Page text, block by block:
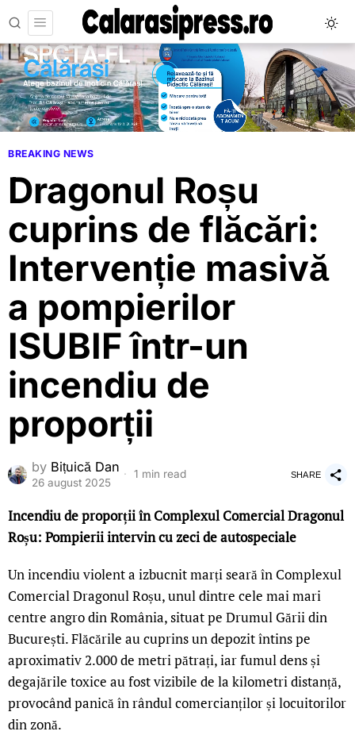
BREAKING NEWS
Dragonul Roșu
cuprins de flăcări:
Intervenție masivă
a pompierilor
ISUBIF într-un
incendiu de
proporții
by Bițuică Dan
26 august 2025
1 min read SHARE
Incendiu de proporții în Complexul Comercial Dragonul
Roșu: Pompierii intervin cu zeci de autospeciale
Un incendiu violent a izbucnit marți seară în Complexul
Comercial Dragonul Roșu, unul dintre cele mai mari
centre angro din România, situat pe Drumul Gării din
București. Flăcările au cuprins un depozit întins pe
aproximativ 2.000 de metri pătrați, iar fumul dens și
degajările toxice au fost vizibile de la kilometri distanță,
provocând panică în rândul comercianților și locuitorilor
din zonă.